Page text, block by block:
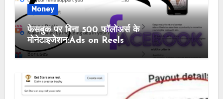
Money
फेसबुक पर बिना 500 फॉलोअर्स के
मोनेटाइजेशन:Ads on Reels